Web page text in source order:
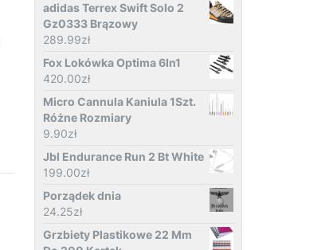
adidas Terrex Swift Solo 2
Gz0333 Brązowy
289.99zł
Fox Lokówka Optima 6In1
420.00zł
Micro Cannula Kaniula 1Szt.
Różne Rozmiary
9.90zł
Jbl Endurance Run 2 Bt White
199.00zł
Porządek dnia
24.25zł
Grzbiety Plastikowe 22 Mm